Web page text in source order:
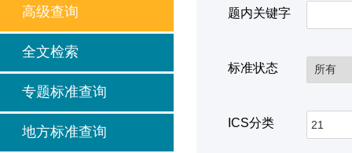
高级查询
全文检索
专题标准查询
地方标准查询
题内关键字
标准状态
ICS分类